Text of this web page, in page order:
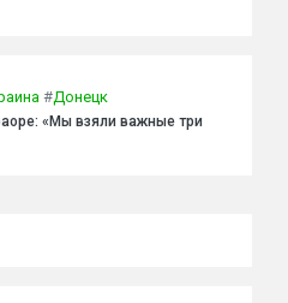
#Донецк
«Мы взяли важные три